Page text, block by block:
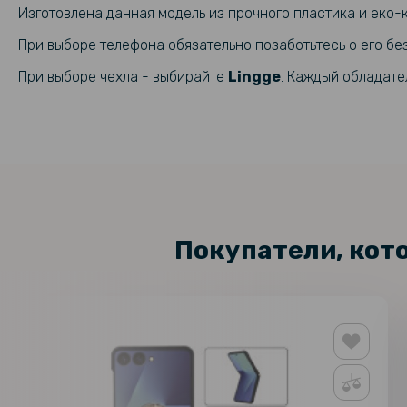
Изготовлена данная модель из прочного пластика и еко-
При выборе телефона обязательно позаботьтесь о его
При выборе чехла - выбирайте Lingge . Каждый
Покупатели,